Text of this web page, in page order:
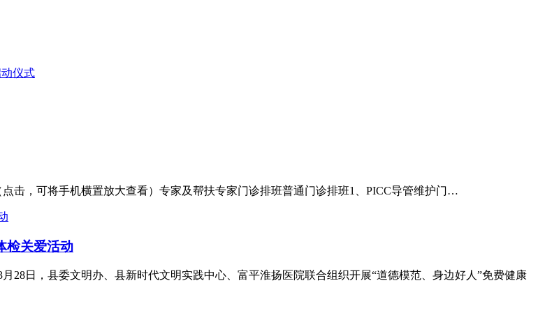
仪式
击，可将手机横置放大查看）专家及帮扶专家门诊排班普通门诊排班1、PICC导管维护门…
检关爱活动
28日，县委文明办、县新时代文明实践中心、富平淮扬医院联合组织开展“道德模范、身边好人”免费健康